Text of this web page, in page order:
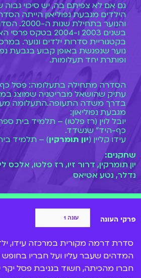
גם אם לא צפיתם בה, יש סיכוי
הילדים מגבעת נפוליאון הייתה
והנוער
בשנים 2003 ו-2004
בקטגוריית סדרות ילדים ונוער.
נוער שנפגשת באופן קבוע בגבעת
ופותרת יחד תעלומות.
הסדרה מתחילה בתעלומה: פסל
עתיק שהושאל מבריטניה שמוצג
בדרך משדה התעופה.התעלומה
מגבעת נפוליאון:
יובל לוין (רז פלטו) – תלמיד בית
כף-היד" שנשדד.
עידו קליין (יון תומרקין
אבל גם שקט וביישן. חברו לכיתה
(אנה סגן כהן).
תומר (דרור זיו) – חברם לכיתה של
בנות הכיתה שלו, אבל גם מגונן על
גיל (אלכס לוין) – חברו הטוב ביותר
אלה (אנה סגן כהן) – הילדה שעידו
האם הילדים מגבעת נפוליאון יצליחו?
אלה שיפתרו את תעלות פסל כף-
עידו, עכשיו לצפייה ישירה ב-BIGI.
שחקנים:
יון תומרקין, דרור זיו, רז פלטו, אלכס
נדלר, נטע אטיאס
פרקי העונה
סדרת דרמה מקורית במרכזה עידו,
המדהים שעבר עליו ועל חבריו בחופש
חברו מהכיתה, חשוד בגניבת פסל